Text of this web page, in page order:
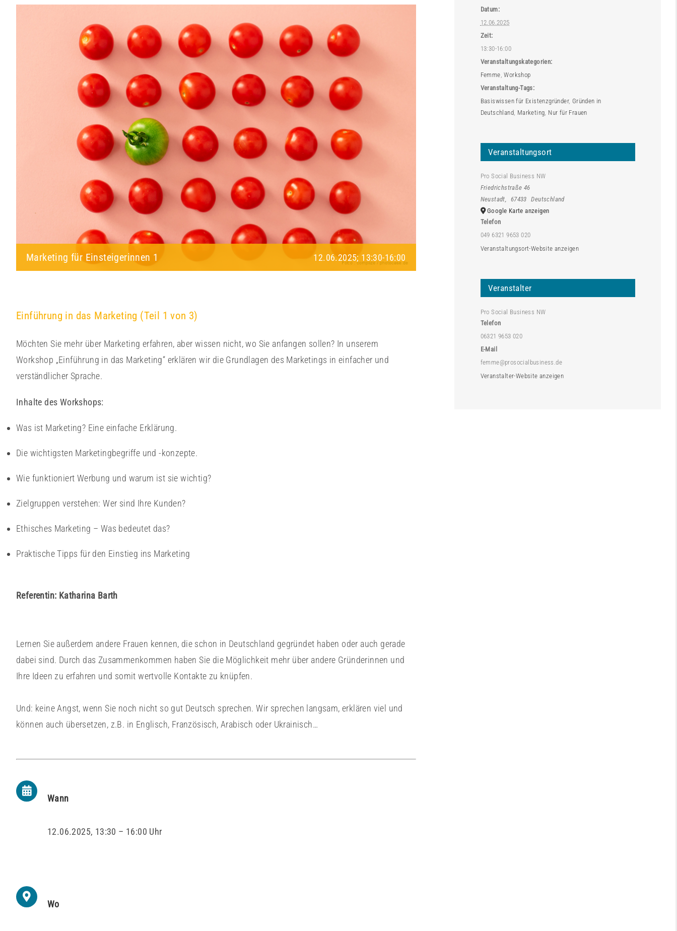
Marketing für Einsteigerinnen 1 12.06.2025; 13:30-16:00
Einführung in das Marketing (Teil 1 von 3)
Möchten Sie mehr über Marketing erfahren, aber wissen nicht, wo Sie anfangen sollen? In unserem
Workshop „Einführung in das Marketing“ erklären wir die Grundlagen des Marketings in einfacher und
verständlicher Sprache.
Inhalte des Workshops:
Was ist Marketing? Eine einfache Erklärung.
Die wichtigsten Marketingbegriffe und -konzepte.
Wie funktioniert Werbung und warum ist sie wichtig?
Zielgruppen verstehen: Wer sind Ihre Kunden?
Ethisches Marketing – Was bedeutet das?
Praktische Tipps für den Einstieg ins Marketing
Referentin: Katharina Barth
Lernen Sie außerdem andere Frauen kennen, die schon in Deutschland gegründet haben oder auch gerade
dabei sind. Durch das Zusammenkommen haben Sie die Möglichkeit mehr über andere Gründerinnen und
Ihre Ideen zu erfahren und somit wertvolle Kontakte zu knüpfen.
Und: keine Angst, wenn Sie noch nicht so gut Deutsch sprechen. Wir sprechen langsam, erklären viel und
können auch übersetzen, z.B. in Englisch, Französisch, Arabisch oder Ukrainisch…
Wann
12.06.2025, 13:30 – 16:00 Uhr
Wo
Datum:
12.06.2025
Zeit:
13:30-16:00
Veranstaltungskategorien:
Femme,Workshop
Veranstaltung-Tags:
Basiswissen für Existenzgründer, Gründen in
Deutschland, Marketing, Nur für Frauen
Veranstaltungsort
Pro Social Business NW
Friedrichstraße 46
Neustadt, 67433
Deutschland
Google Karte anzeigen
Telefon
049 6321 9653 020
Veranstaltungsort-Website anzeigen
Veranstalter
Pro Social Business NW
Telefon
06321 9653 020
E-Mail
femme@prosocialbusiness.de
Veranstalter-Website anzeigen